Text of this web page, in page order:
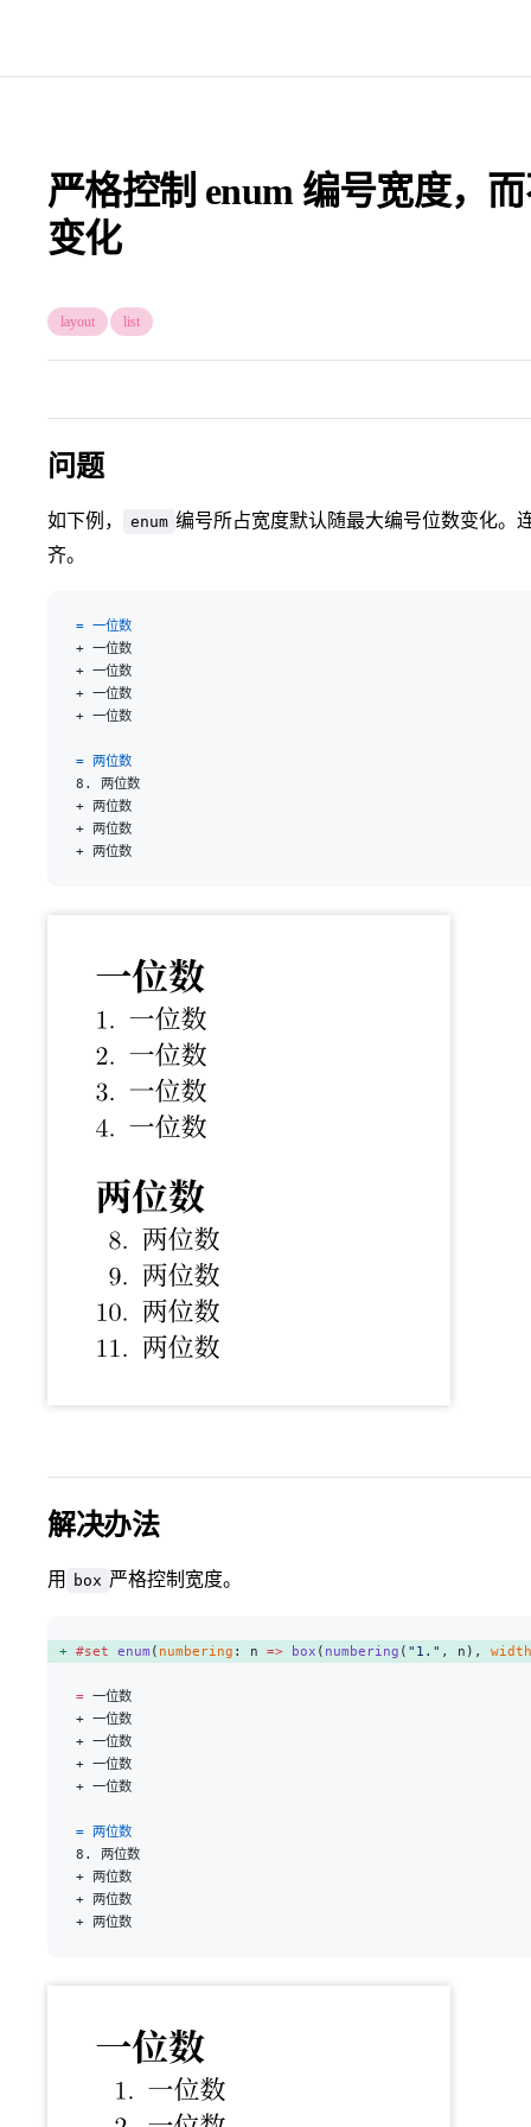
严格控制 enum 编号宽度，
变化
layout list
问题
如下例， enum 编号所占宽度默认随最大编号位数变化。
齐。
= 一位数
+ 一位数
+ 一位数
+ 一位数
+ 一位数
= 两位数
8. 两位数
+ 两位数
+ 两位数
+ 两位数
解决办法
用 box 严格控制宽度。
#set enum ( numbering : n => box ( numbering ( "1." , n), width
= 一位数
+ 一位数
+ 一位数
+ 一位数
+ 一位数
= 两位数
8. 两位数
+ 两位数
+ 两位数
+ 两位数